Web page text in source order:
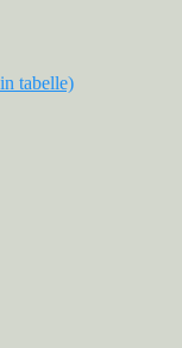
tabelle)